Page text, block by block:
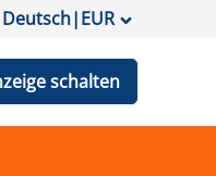
Deutsch|EUR
schalten